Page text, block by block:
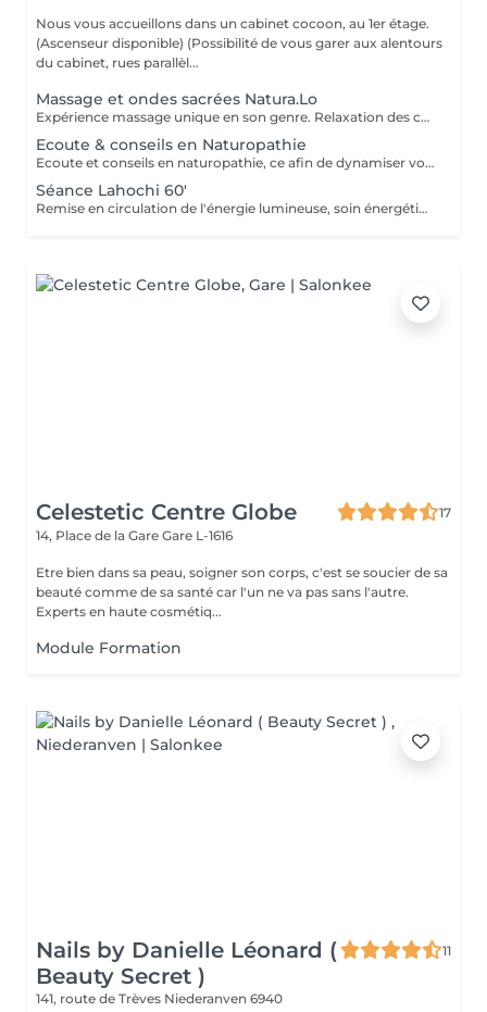
Nous vous accueillons dans un cabinet cocoon, au 1er étage.
(Ascenseur disponible) (Possibilité de vous garer aux alentours
du cabinet, rues parallèl...
Massage et ondes sacrées Natura.Lo
Expérience massage unique en son genre. Relaxation des corps et soin sonore au tambour, bols tibétains et vocale accompagné de notre partenaire bien-être : Anne
Ecoute & conseils en Naturopathie
Ecoute et conseils en naturopathie, ce afin de dynamiser votre retour à la vitalité mentale et corporelle. (Anamnèse de votre mode de vie et de votre quotidien, et mise en place de votre plan "bien-être") Les conseils ou soins en naturopathie ne remplacent en aucun cas un traitement chez votre médecin. Chèque cadeau disponible (Montant de votre choix, celui-ci est à indiquer lors de votre demande) (Temps de séance facultatif)
Séance Lahochi 60'
Remise en circulation de l'énergie lumineuse, soin énergétique. Chèque cadeau disponible (Montant de votre choix, celui-ci est à indiquer lors de votre demande)
Celestetic Centre Globe
17
14, Place de la Gare Gare L-1616
Etre bien dans sa peau, soigner son corps, c'est se soucier de sa
beauté comme de sa santé car l'un ne va pas sans l'autre.
Experts en haute cosmétiq...
Module Formation
Nails by Danielle Léonard (
Beauty Secret )
11
141, route de Trèves Niederanven 6940